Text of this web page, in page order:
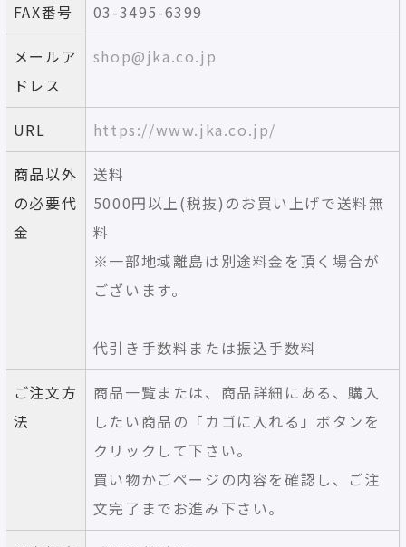
FAX番号 03-3495-6399
メールア
ドレス
shop@jka.co.jp
URL https://www.jka.co.jp/
商品以外
の必要代
金
送料
5000円以上(税抜)のお買い上げで送料無
料
※一部地域離島は別途料金を頂く場合が
ございます。
代引き手数料または振込手数料
ご注文方
法
商品一覧または、商品詳細にある、購入
したい商品の「カゴに入れる」ボタンを
クリックして下さい。
買い物かごページの内容を確認し、ご注
文完了までお進み下さい。